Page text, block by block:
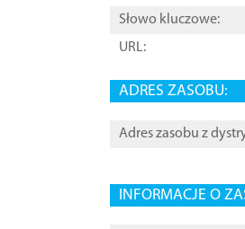
Słowo kluczowe:
URL:
ADRES ZASOBU:
Adres zasobu z
INFORMACJE O